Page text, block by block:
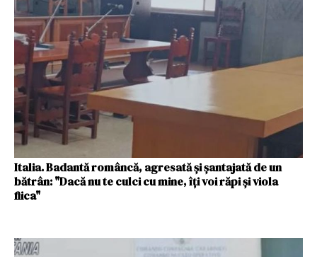
Italia. Badantă româncă, agresată și șantajată de un
bătrân: "Dacă nu te culci cu mine, îți voi răpi și viola
fiica"